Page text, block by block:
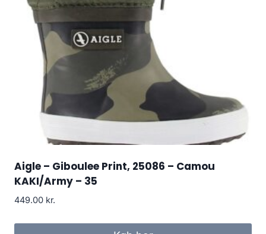
Aigle – Giboulee Print, 25086 – Camou
KAKI/Army – 35
449.00 kr.